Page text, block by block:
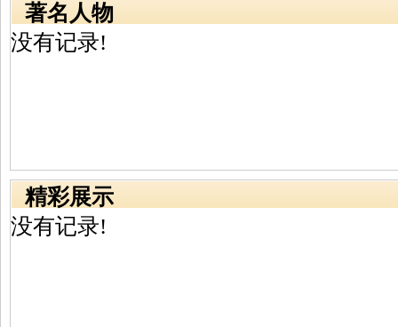
著名人物
没有记录!
精彩展示
没有记录!